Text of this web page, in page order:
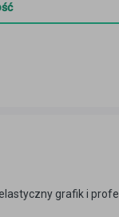
grafik i